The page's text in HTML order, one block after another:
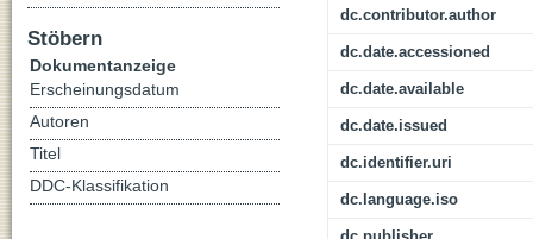
dc.contributor.author
dc.date.accessioned
dc.date.available
dc.date.issued
dc.identifier.uri
dc.language.iso
Stöbern
Dokumentanzeige
Erscheinungsdatum
Autoren
Titel
DDC-Klassifikation